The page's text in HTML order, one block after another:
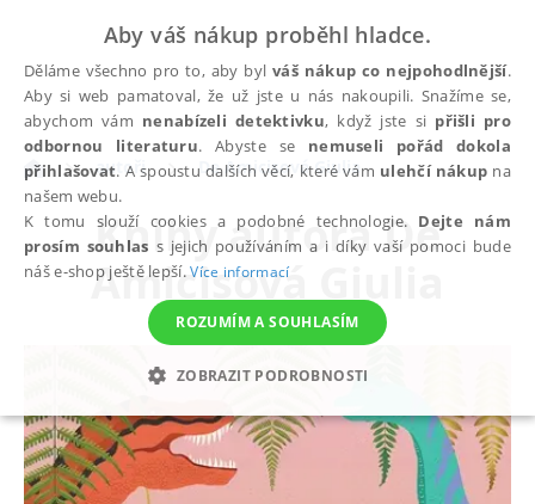
autoři De Amicisová Giulia
Knihy autoraDe
Amicisová Giulia
Aby váš nákup proběhl hladce.
Děláme všechno pro to, aby bylváš nákup co nejpohodlnější.
Aby si web pamatoval, že už jste u nás nakoupili. Snažíme se,
abychom vám nenabízeli detektivku, když jste si přišli pro
odbornou literaturu. Abyste se nemuseli pořád dokola
přihlašovat. A spoustu dalších věcí, které vám ulehčí nákup na
našem webu.
K tomu slouží cookies a podobné technologie. Dejte nám
prosím souhlas s jejich používáním a i díky vaší pomoci bude
náš e-shop ještě lepší.Více informací
ROZUMÍM A SOUHLASÍM
ZOBRAZIT PODROBNOSTI
NEZBYTNÉ ANALYTICKÉ MARKETINGOVÉ
FUNKČNÍ NEZAŘAZENÉ SOUBORY